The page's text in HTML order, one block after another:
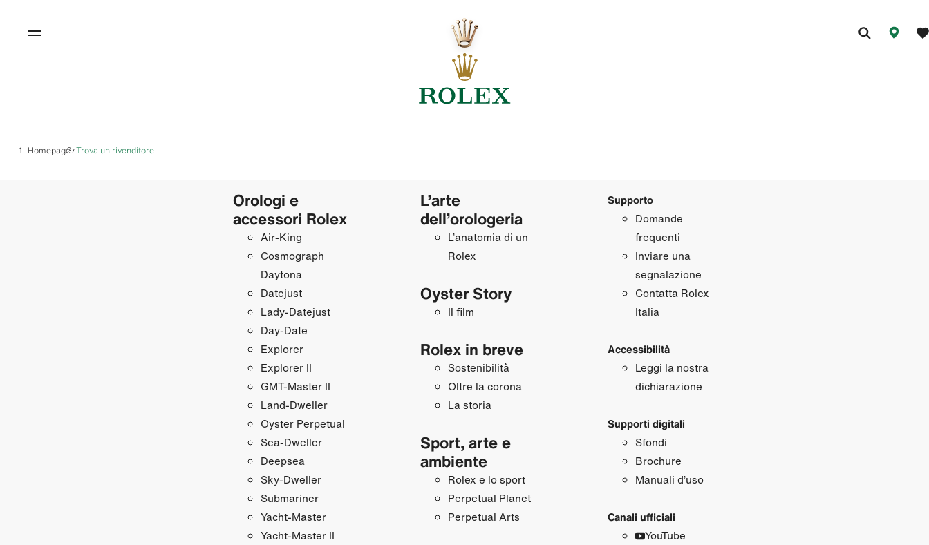
Homepage/Trova un rivenditore
Orologi e
accessori Rolex
Air‑King
Cosmograph
Daytona
Datejust
Lady‑Datejust
Day‑Date
Explorer
Explorer II
GMT‑Master II
Land‑Dweller
Oyster Perpetual
Sea‑Dweller
Deepsea
Sky‑Dweller
Submariner
Yacht‑Master
Yacht‑Master II
L’arte
dell’orologeria
L’anatomia di un
Rolex
Oyster Story
Il film
Rolex in breve
Sostenibilità
Oltre la corona
La storia
Sport, arte e
ambiente
Rolex e lo sport
Perpetual Planet
Perpetual Arts
Supporto
Domande
frequenti
Inviare una
segnalazione
Contatta Rolex
Italia
Accessibilità
Leggi la nostra
dichiarazione
Supporti digitali
Sfondi
Brochure
Manuali d’uso
Canali ufficiali
YouTube